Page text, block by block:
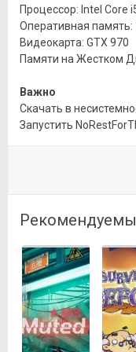
Процессор: Intel Core
Оперативная память:
Видеокарта: GTX 970
Памяти на Жестком
Важно
Скачать в
Запустить